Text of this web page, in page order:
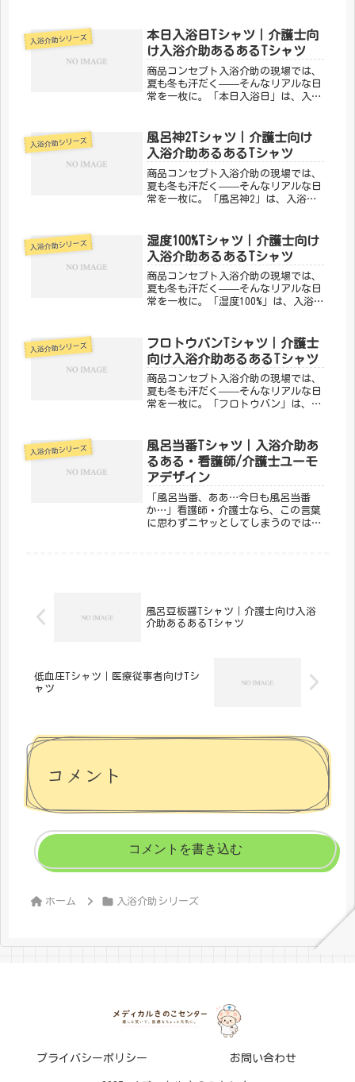
対わかってくれる。「メディカルきの
こセンター」が手がけるこのデザイン
は...
入浴介助シリーズ
本日入浴日Tシャツ｜介護士向
け入浴介助あるあるTシャツ
商品コンセプト入浴介助の現場では、
夏も冬も汗だく——そんなリアルな日
常を一枚に。「本日入浴日」は、入浴
対わかってくれる。「メディカルきの
こセンター」が手がけるこのデザイン
は...
入浴介助シリーズ
風呂神2Tシャツ｜介護士向け
入浴介助あるあるTシャツ
商品コンセプト入浴介助の現場では、
夏も冬も汗だく——そんなリアルな日
常を一枚に。「風呂神2」は、入浴介
わかってくれる。「メディカルきのこ
センター」が手がけるこのデザイン
は、...
入浴介助シリーズ
湿度100%Tシャツ｜介護士向け
入浴介助あるあるTシャツ
商品コンセプト入浴介助の現場では、
夏も冬も汗だく——そんなリアルな日
常を一枚に。「湿度100%」は、入浴
対わかってくれる。「メディカルきの
こセンター」が手がけるこのデザイ
ン...
入浴介助シリーズ
フロトウバンTシャツ｜介護士
向け入浴介助あるあるTシャツ
商品コンセプト入浴介助の現場では、
夏も冬も汗だく——そんなリアルな日
常を一枚に。「フロトウバン」は、入
絶対わかってくれる。「メディカルき
のこセンター」が手がけるこのデザイ
ン...
入浴介助シリーズ
風呂当番Tシャツ｜入浴介助あ
るある・看護師/介護士ユーモ
アデザイン
「風呂当番、ああ…今日も風呂当番
か…」看護師・介護士なら、この言葉
に思わずニヤッとしてしまうのではな
風呂豆板醤Tシャツ｜介護士向け入浴
介助あるあるTシャツ
低血圧Tシャツ｜医療従事者向けTシ
ャツ
コメント
コメントを書き込む
ホーム 入浴介助シリーズ
プライバシーポリシー お問い合わせ